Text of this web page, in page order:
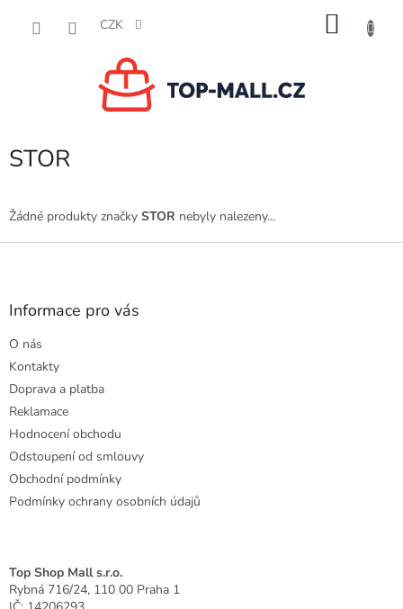
CZK
STOR
Žádné produkty značky STOR nebyly nalezeny...
Z
Informace pro vás
O nás
Kontakty
Doprava a platba
Reklamace
Hodnocení obchodu
Odstoupení od smlouvy
Obchodní podmínky
Podmínky ochrany osobních údajů
Top Shop Mall s.r.o.
Rybná 716/24, 110 00 Praha 1